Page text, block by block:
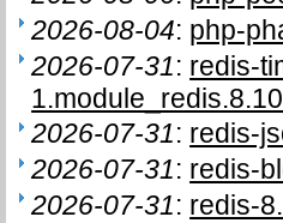
2026-08-04: php-
2026-07-31: redis-
2026-07-31: redis-
2026-07-31: redis-
2026-07-31: redis-